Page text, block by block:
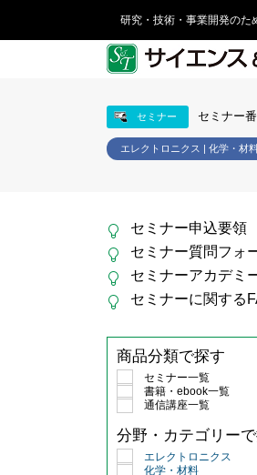
研究・技術・事業開発のた
セミナー セミナー
エレクトロニクス | 化学・材
セミナー申込要領
セミナー質問フォ
セミナーアカデミ
セミナーに関する
商品分類で探す
セミナー一覧
書籍・ebook一覧
通信講座一覧
分野・カテゴリー
エレクトロニクス
化学・材料